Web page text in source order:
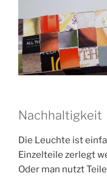
Nachhaltigkeit
Die Leuchte ist
Einzelteile zerlegt
Oder man nutzt